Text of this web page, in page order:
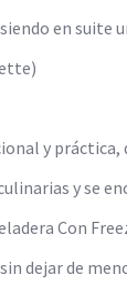
en suite
y práctica,
y se
Con
dejar de